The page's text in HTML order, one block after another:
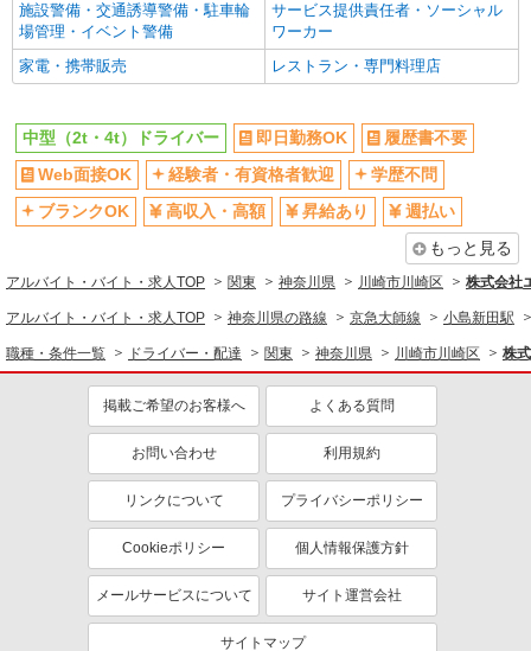
ドライバー・配達
同じ特徴から求人を探す
交通費支給
社会保険あり
施設警備・交通誘導警備・駐車輪
場管理・イベント警備
サービス提供責任者・ソーシャル
ワーカー
家電・携帯販売
レストラン・専門料理店
中型（2t・4t）ドライバー 即日勤務OK
履歴書不要
Web面接OK
経験者・有資格者歓迎
学歴不問
ブランクOK
高収入・高額 昇給あり
週払い
もっと見る
アルバイト・バイト・求人TOP 関東 神奈川県 川崎市川崎区 株式会社
アルバイト・バイト・求人TOP 神奈川県の路線 京急大師線 小島新田駅
職種・条件一覧 ドライバー・配達 関東 神奈川県 川崎市川崎区 株
掲載ご希望のお客様へ よくある質問
お問い合わせ 利用規約
リンクについて プライバシーポリシー
Cookieポリシー 個人情報保護方針
メールサービスについて サイト運営会社
サイトマップ